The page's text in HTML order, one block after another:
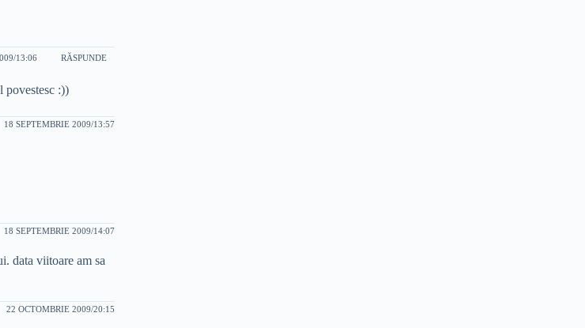
13:06 RĂSPUNDE
povestesc :))
18 SEPTEMBRIE 2009/13:57
18 SEPTEMBRIE 2009/14:07
data viitoare am sa
22 OCTOMBRIE 2009/20:15